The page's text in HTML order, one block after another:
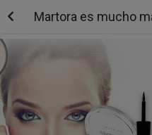
Martora es mucho